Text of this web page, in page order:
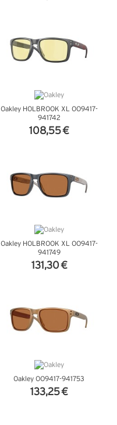
Oakley HOLBROOK XL OO9417-
941742
108,55 €
Oakley HOLBROOK XL OO9417-
941749
131,30 €
Oakley OO9417-941753
133,25 €